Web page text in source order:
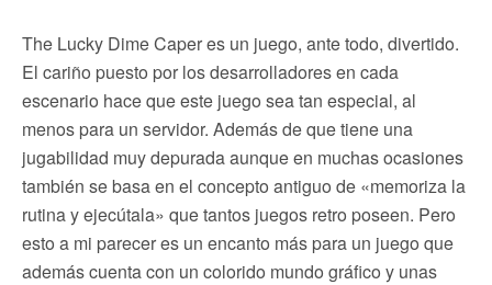
The Lucky Dime Caper es un juego, ante todo, divertido.
El cariño puesto por los desarrolladores en cada
escenario hace que este juego sea tan especial, al
menos para un servidor. Además de que tiene una
jugabilidad muy depurada aunque en muchas ocasiones
también se basa en el concepto antiguo de «memoriza la
rutina y ejecútala» que tantos juegos retro poseen. Pero
esto a mi parecer es un encanto más para un juego que
además cuenta con un colorido mundo gráfico y unas